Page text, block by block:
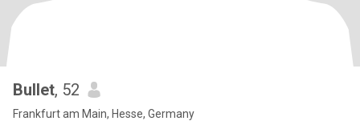
Bullet, 52
Frankfurt am Main, Hesse, Germany